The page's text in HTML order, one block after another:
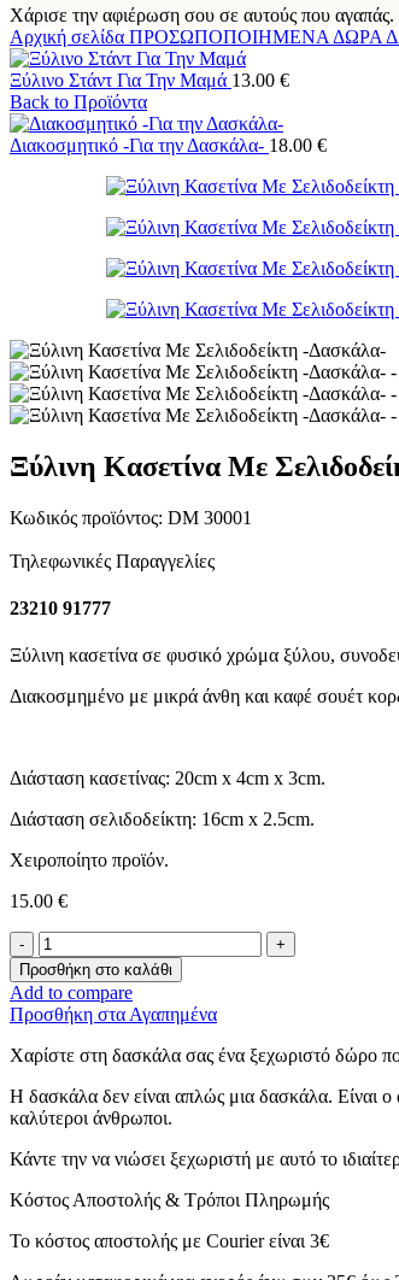
Χάρισε την αφιέρωση σου σε αυτούς που αγαπάς.
Αρχική σελίδα ΠΡΟΣΩΠΟΠΟΙΗΜΕΝΑ ΔΩΡΑ
Ξύλινο Στάντ Για Την Μαμά 13.00 €
Back to Προϊόντα
Διακοσμητικό -Για την Δασκάλα- 18.00 €
Ξύλινη Κασετίνα Με
Κωδικός προϊόντος: DM 30001
Τηλεφωνικές Παραγγελίες
23210 91777
Ξύλινη κασετίνα σε φυσικό χρώμα ξύλου,
Διακοσμημένο με μικρά άνθη και καφέ σουέτ
Διάσταση κασετίνας: 20cm x 4cm x 3cm.
Διάσταση σελιδοδείκτη: 16cm x 2.5cm.
Χειροποίητο προϊόν.
15.00 €
Ξύλινη
Κασετίνα
Με
Σελιδοδείκτη
-Δασκάλα-
ποσότητα
Προσθήκη στο καλάθι
Add to compare
Προσθήκη στα Αγαπημένα
Χαρίστε στη δασκάλα σας ένα ξεχωριστό δώρο
Η δασκάλα δεν είναι απλώς μια δασκάλα. Είναι
καλύτεροι άνθρωποι.
Κάντε την να νιώσει ξεχωριστή με αυτό το
Κόστος Αποστολής & Τρόποι Πληρωμής
Το κόστος αποστολής με Courier είναι 3€